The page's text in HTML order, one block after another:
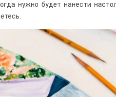
нужно будет нанести